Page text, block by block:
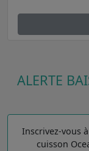
ALERTE
Inscrivez-vous
cuisson